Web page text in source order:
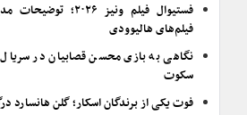
فستیوال فیلم ونیز
فیلم‌های هالیوودی
نگاهی به بازی محسن قصابیان در
سکوت
فوت یکی از برندگان اسکار؛ گلن هانسارد